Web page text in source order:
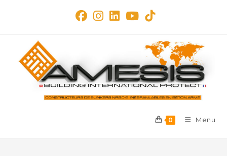
0 Menu